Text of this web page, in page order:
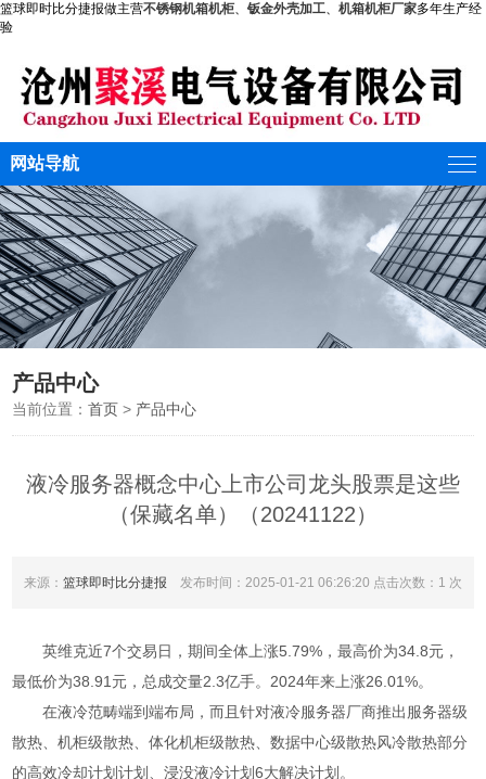
篮球即时比分捷报做主营不锈钢机箱机柜、 钣金外壳加工、 机箱机柜厂家多年生产经
验
网站导航
产品中心
当前位置：首页 > 产品中心
液冷服务器概念中心上市公司龙头股票是这些
（保藏名单）（20241122）
来源： 篮球即时比分捷报 发布时间：2025-01-21 06:26:20 点击次数：1 次
英维克近7个交易日，期间全体上涨5.79%，最高价为34.8元，
最低价为38.91元，总成交量2.3亿手。2024年来上涨26.01%。
在液冷范畴端到端布局，而且针对液冷服务器厂商推出服务器级
散热、机柜级散热、体化机柜级散热、数据中心级散热风冷散热部分
的高效冷却计划计划、浸没液冷计划6大解决计划。